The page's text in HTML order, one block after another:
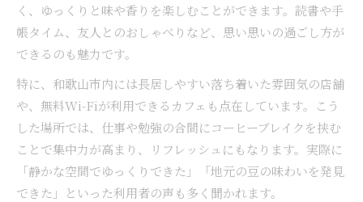
く、ゆっくりと味や香りを楽しむことができます。読書や手
帳タイム、友人とのおしゃべりなど、思い思いの過ごし方が
できるのも魅力です。
特に、和歌山市内には長居しやすい落ち着いた雰囲気の店舗
や、無料Wi-Fiが利用できるカフェも点在しています。こう
した場所では、仕事や勉強の合間にコーヒーブレイクを挟む
ことで集中力が高まり、リフレッシュにもなります。実際に
「静かな空間でゆっくりできた」「地元の豆の味わいを発見
できた」といった利用者の声も多く聞かれます。